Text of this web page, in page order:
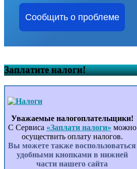
Сообщить о проблеме
Заплатите налоги!
Уважаемые налогоплательщики!
С Сервиса «Заплати налоги» можно
осуществить оплату налогов.
Вы можете также воспользоваться
удобными кнопками в нижней
части нашего сайта